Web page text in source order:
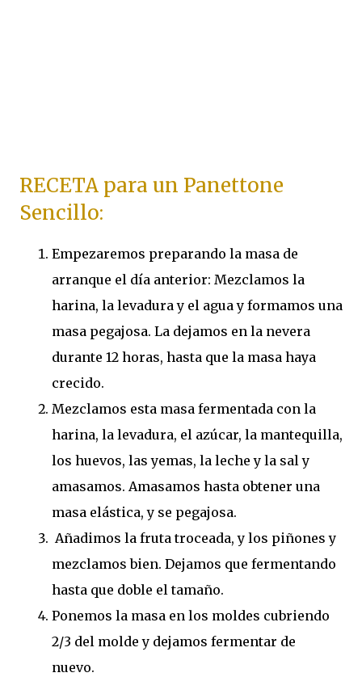
RECETA para un Panettone
Sencillo:
Empezaremos preparando la masa de
arranque el día anterior: Mezclamos la
harina, la levadura y el agua y formamos una
masa pegajosa. La dejamos en la nevera
durante 12 horas, hasta que la masa haya
crecido.
Mezclamos esta masa fermentada con la
harina, la levadura, el azúcar, la mantequilla,
los huevos, las yemas, la leche y la sal y
amasamos. Amasamos hasta obtener una
masa elástica, y se pegajosa.
Añadimos la fruta troceada, y los piñones y
mezclamos bien. Dejamos que fermentando
hasta que doble el tamaño.
Ponemos la masa en los moldes cubriendo
2/3 del molde y dejamos fermentar de
nuevo.